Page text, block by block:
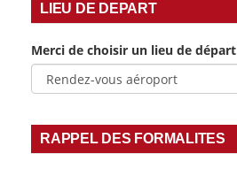
LIEU DE DEPART
Merci de choisir un lieu de départ
RAPPEL DES FORMALITES